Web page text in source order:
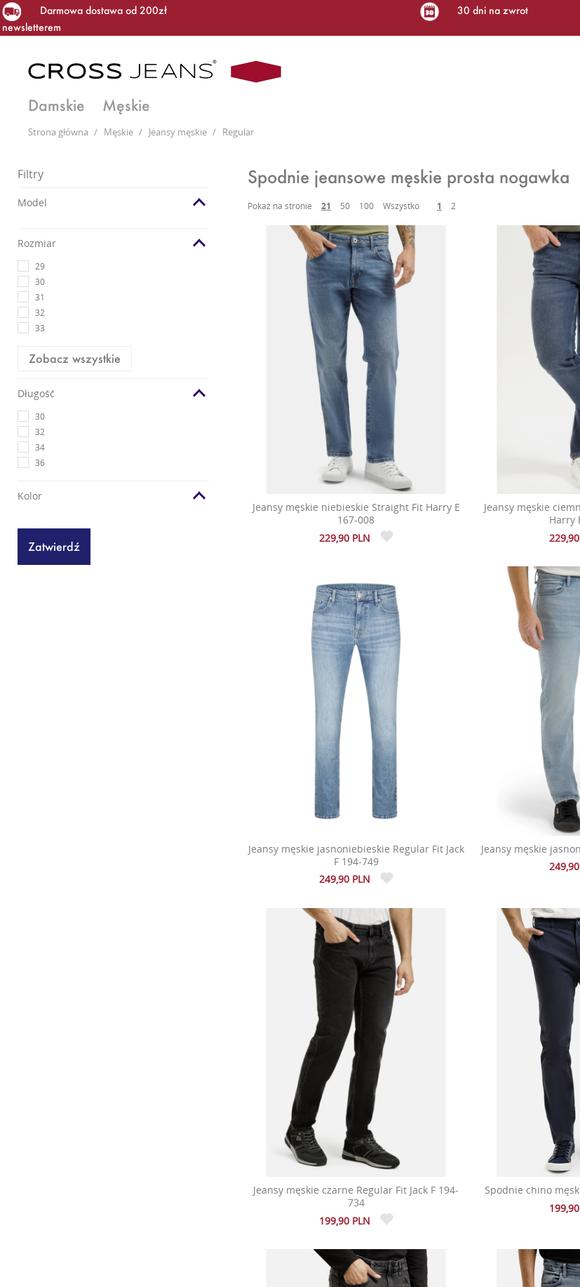
Darmowa dostawa od 200zł 30 dni na zwrot
newsletterem
Damskie Męskie
Strona główna / Męskie / Jeansy męskie / Regular
Filtry
Model
Rozmiar
29
30
31
32
33
Zobacz wszystkie
Długość
30
32
34
36
Kolor
Spodnie jeansowe męskie prosta nogawka
Pokaż na stronie 21 50 100 Wszystko 1 2
Jeansy męskie niebieskie Straight Fit Harry E
167-008
229,90 PLN
Jeansy męskie
Harry
Jeansy męskie jasnoniebieskie Regular Fit Jack
F 194-749
249,90 PLN
Jeansy męskie
Jeansy męskie czarne Regular Fit Jack F 194-
734
199,90 PLN
Spodnie chino